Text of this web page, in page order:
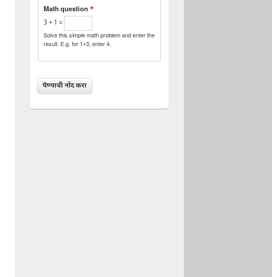
Math question *
3 + 1 =
Solve this simple math problem and enter the
result. E.g. for 1+3, enter 4.